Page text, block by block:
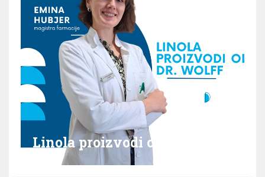
Linola proizvodi od dr. Wolff